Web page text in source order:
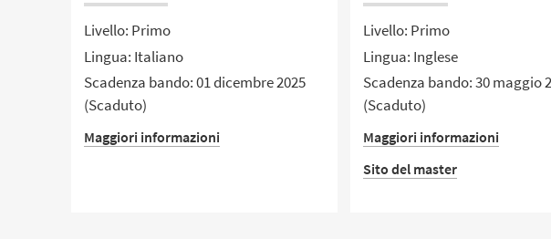
Livello: Primo
Lingua: Italiano
Scadenza bando: 01 dicembre 2025
(Scaduto)
Maggiori informazioni
Livello: Primo
Lingua: Inglese
Scadenza bando: 30 maggio
(Scaduto)
Maggiori informazioni
Sito del master